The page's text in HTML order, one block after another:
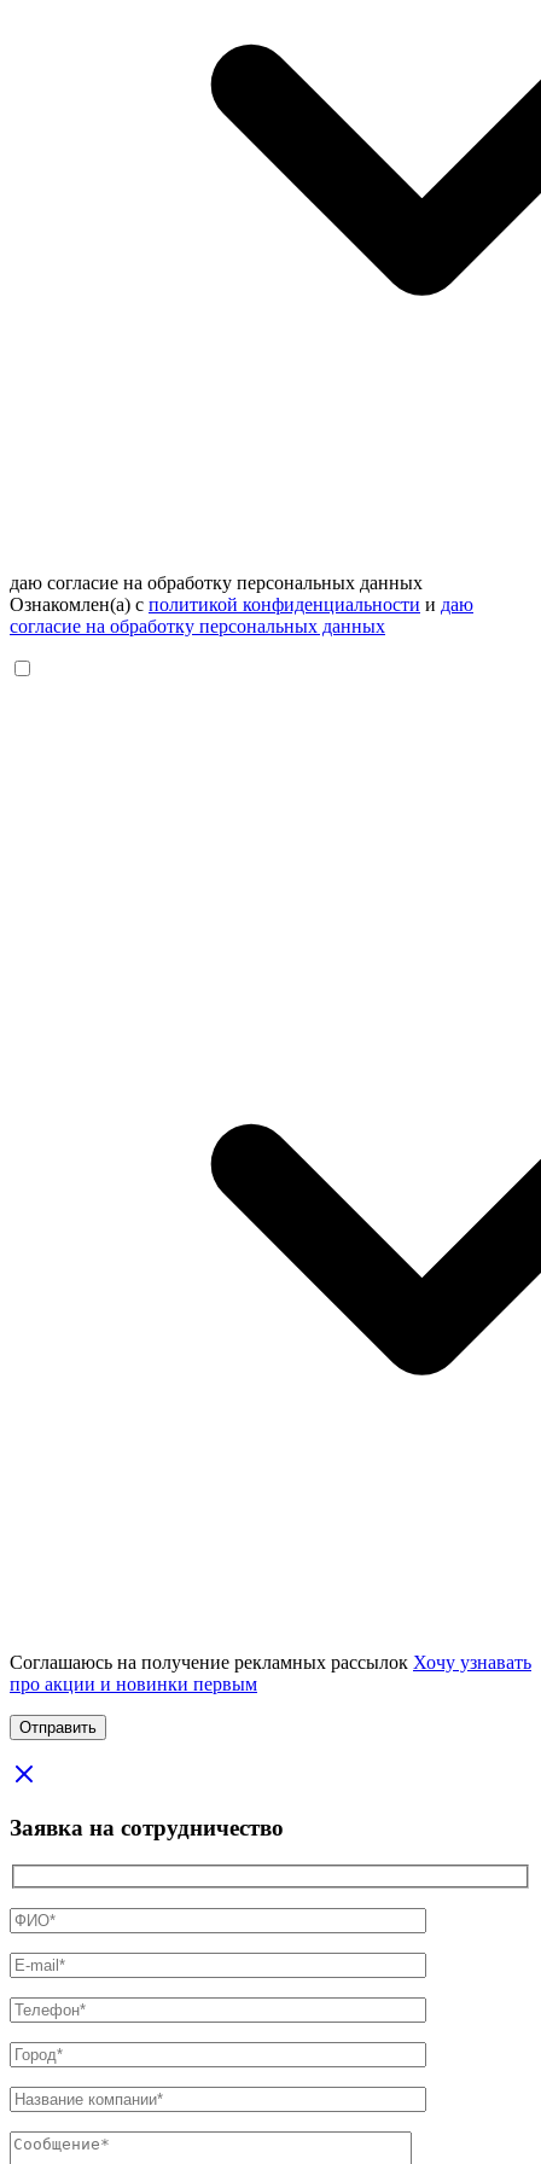
даю согласие на обработку персональных данных
Ознакомлен(а) с политикой конфиденциальности и даю
согласие на обработку персональных данных
Соглашаюсь на получение рекламных рассылок Хочу узнавать
про акции и новинки первым
Заявка на сотрудничество